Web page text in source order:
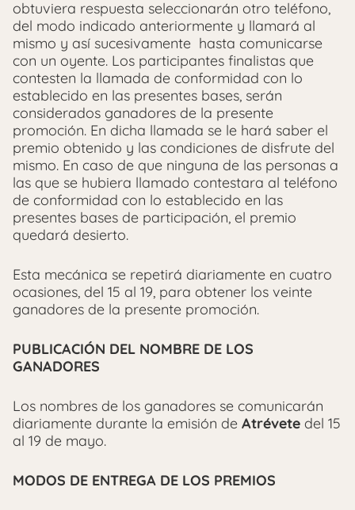
obtuviera respuesta seleccionarán otro teléfono,
del modo indicado anteriormente y llamará al
mismo y así sucesivamente hasta comunicarse
con un oyente. Los participantes finalistas que
contesten la llamada de conformidad con lo
establecido en las presentes bases, serán
considerados ganadores de la presente
promoción. En dicha llamada se le hará saber el
premio obtenido y las condiciones de disfrute del
mismo. En caso de que ninguna de las personas a
las que se hubiera llamado contestara al teléfono
de conformidad con lo establecido en las
presentes bases de participación, el premio
quedará desierto.
Esta mecánica se repetirá diariamente en cuatro
ocasiones, del 15 al 19, para obtener los veinte
ganadores de la presente promoción.
PUBLICACIÓN DEL NOMBRE DE LOS
GANADORES
Los nombres de los ganadores se comunicarán
diariamente durante la emisión de Atrévete del 15
al 19 de mayo.
MODOS DE ENTREGA DE LOS PREMIOS